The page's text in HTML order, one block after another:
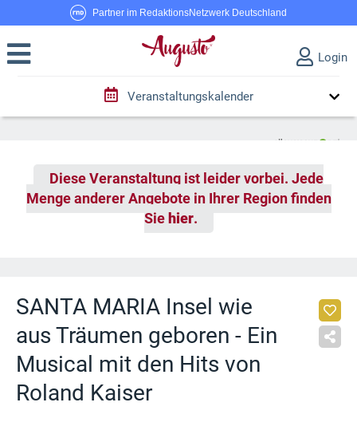
Partner im RedaktionsNetzwerk Deutschland
Login
Veranstaltungskalender
Diese Veranstaltung ist leider vorbei. Jede
Menge anderer Angebote in Ihrer Region finden
Sie hier.
SANTA MARIA Insel wie
aus Träumen geboren - Ein
Musical mit den Hits von
Roland Kaiser